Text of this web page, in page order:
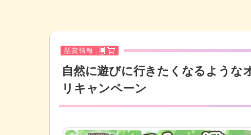
懸賞情報
自然に遊びに行きたくなるよう
リキャンペーン